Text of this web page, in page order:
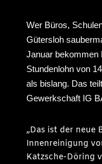
Wer Büros,
Gütersloh
Januar bekommen
Stundenlohn von
als bislang. Das
Gewerkschaft IG
„Das ist der neue
Innenreinigung
Katzsche-Döring